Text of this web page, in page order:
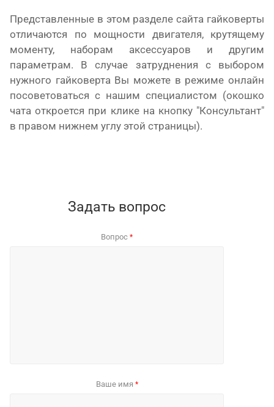
Представленные в этом разделе сайта гайковерты
отличаются по мощности двигателя, крутящему
моменту, наборам аксессуаров и другим
параметрам. В случае затруднения с выбором
нужного гайковерта Вы можете в режиме онлайн
посоветоваться с нашим специалистом (окошко
чата откроется при клике на кнопку "Консультант"
в правом нижнем углу этой страницы).
Задать вопрос
Вопрос *
Ваше имя *